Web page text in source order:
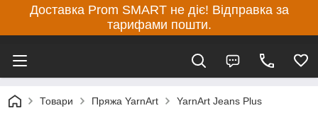
Доставка Prom SMART не діє! Відправка за
тарифами пошти.
Товари Пряжа YarnArt YarnArt Jeans Plus